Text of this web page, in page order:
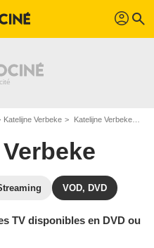
profil search
Katelijne Verbeke Katelijne Verbeke : ses Blu-Ray, DVD, VOD, SVOD
VOD, DVD
TV disponibles en DVD ou